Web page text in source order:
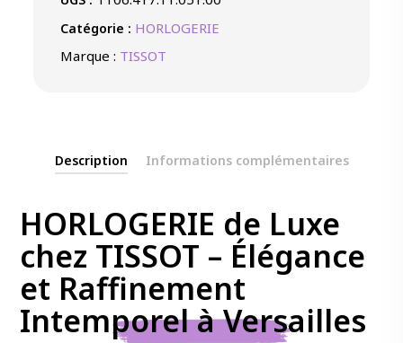
Quartz
Catégorie : HORLOGERIE
Marque : TISSOT
Description Informations complémentaires
HORLOGERIE de Luxe
chez TISSOT – Élégance
et Raffinement
Intemporel à Versailles